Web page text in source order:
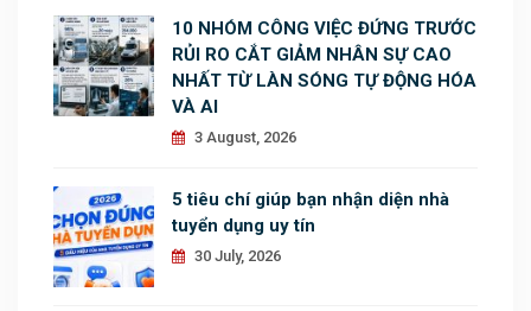
10 NHÓM CÔNG VIỆC ĐỨNG TRƯỚC
RỦI RO CẮT GIẢM NHÂN SỰ CAO
NHẤT TỪ LÀN SÓNG TỰ ĐỘNG HÓA
VÀ AI
3 August, 2026
5 tiêu chí giúp bạn nhận diện nhà
tuyển dụng uy tín
30 July, 2026